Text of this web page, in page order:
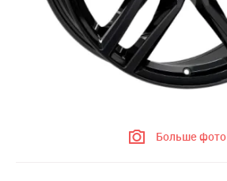
Больше фото